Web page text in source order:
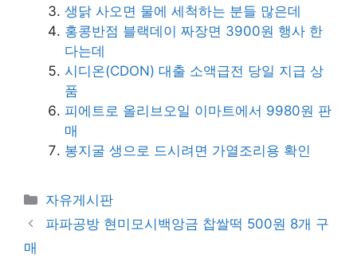
생닭 사오면 물에 세척하는 분들 많은데
홍콩반점 블랙데이 짜장면 3900원 행사 한
다는데
시디온(CDON) 대출 소액급전 당일 지급 상
품
피에트로 올리브오일 이마트에서 9980원 판
매
봉지굴 생으로 드시려면 가열조리용 확인
카
테
고
자유게시판
파파공방 현미모시백앙금 찹쌀떡 500원 8개 구
매